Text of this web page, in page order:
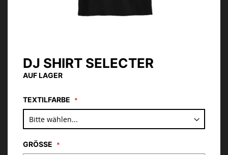
DJ SHIRT SELECTER
AUF LAGER
TEXTILFARBE
GRÖSSE
Zum
Anfang
der
springen